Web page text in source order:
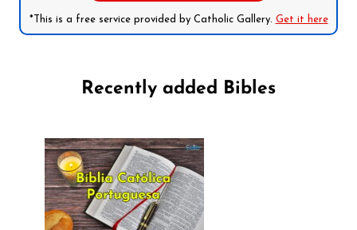
*This is a free service provided by Catholic Gallery. Get it here
Recently added Bibles